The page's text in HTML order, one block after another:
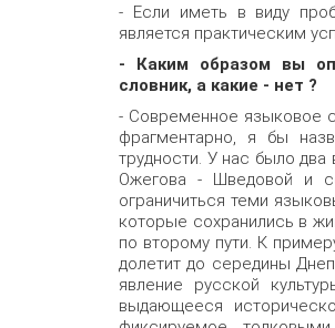
- Если иметь в виду
является практическим
- Каким образом вы
словник, а какие - нет ?
- Современное языковое
фрагментарно, я бы
трудности. У нас было
Ожегова - Шведовой и
ограничиться теми
которые сохранились в
по второму пути. К
долетит до середины
явление русской
выдающееся